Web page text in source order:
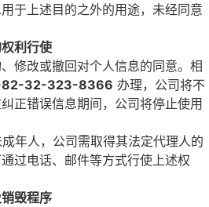
于上述目的之外的用途，未经同意
权利行使
修改或撤回对个人信息的同意。相
32-323-8366 办理，公司将不
正错误信息期间，公司将停止使用
年人，公司需取得其法定代理人的
过电话、邮件等方式行使上述权
销毁程序